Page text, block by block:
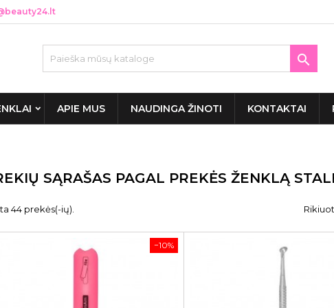

APIE MUS NAUDINGA ŽINOTI KONTAKTAI
SĄRAŠAS PAGAL PREKĖS ŽENKLĄ
44 prekės(-ių).
−10%